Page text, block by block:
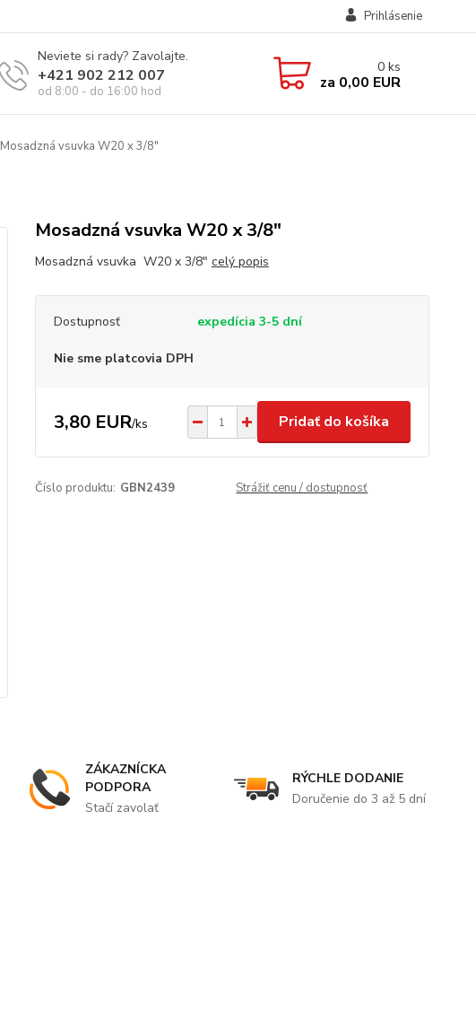
Prihlásenie
Neviete si rady? Zavolajte.
+421 902 212 007
od 8:00 - do 16:00 hod
0 ks
za 0,00 EUR
Mosadzná vsuvka W20 x 3/8"
Mosadzná vsuvka W20 x 3/8"
Mosadzná vsuvka W20 x 3/8" celý popis
Dostupnosť expedícia 3-5 dní
Nie sme platcovia DPH
3,80 EUR/ks Pridať do košíka
Číslo produktu: GBN2439 Strážiť cenu / dostupnosť
ZÁKAZNÍCKA
PODPORA
Stačí zavolať
RÝCHLE DODANIE
Doručenie do 3 až 5 dní